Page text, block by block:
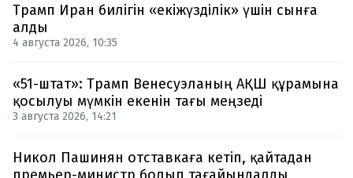
Трамп Иран билігін «екіжүзділік» үшін сынға
алды
4 августа 2026, 10:35
«51-штат»: Трамп Венесуэланың АҚШ құрамына
қосылуы мүмкін екенін тағы меңзеді
3 августа 2026, 14:21
Никол Пашинян отставкаға кетіп, қайтадан
премьер-министр болып тағайындалды